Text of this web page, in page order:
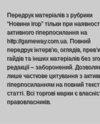
Передрук матеріалів з рубрики
“Новини ігор” тільки при
активного гіперпосилання на
http://gameway.com.ua. Повний
передрук інтерв’ю, оглядів,
гайдів та інших матеріалів без
редакції – заборонений.
лише часткове цитування з
гіперпосиланням на повний текст
статті. Всі торгові марки є
правовласників.